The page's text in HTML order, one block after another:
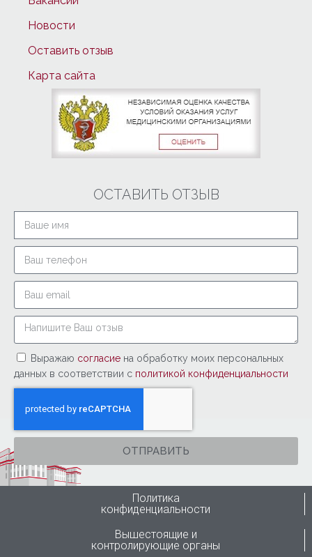
Новости
Оставить отзыв
Карта сайта
ОСТАВИТЬ ОТЗЫВ
Выражаю согласие на обработку моих персональных
данных в соответствии с политикой конфиденциальности
ОТПРАВИТЬ
Политика
конфиденциальности
Вышестоящие и
контролирующие органы